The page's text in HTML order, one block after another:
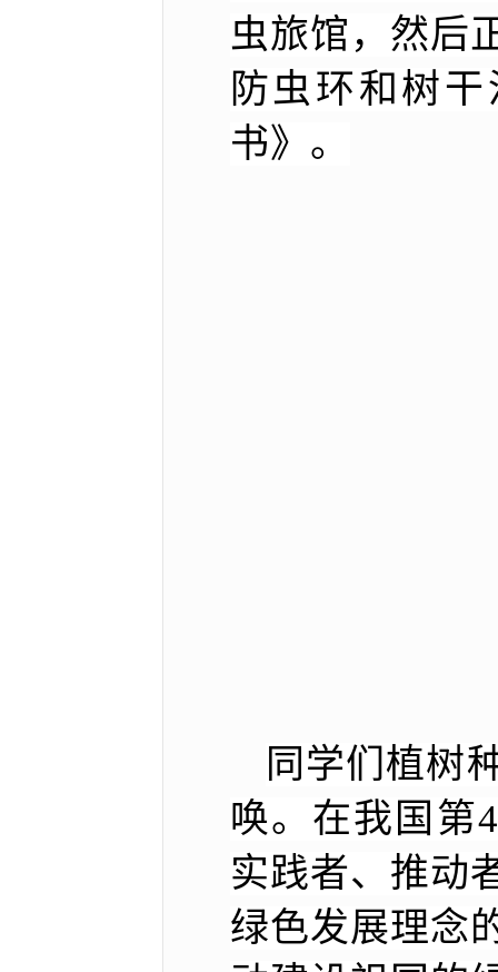
虫旅馆，然后
防虫环和树
书》。
同学们植树
唤。在我国第
实践者、推动
绿色发展理念